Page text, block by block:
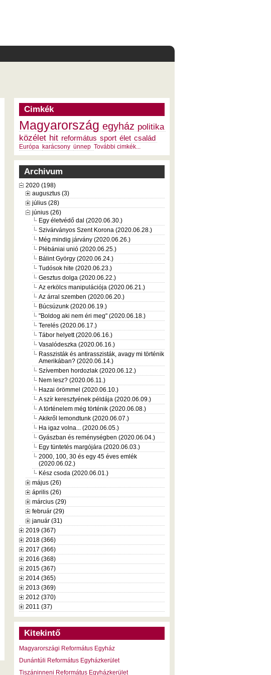
Cimkék
Magyarország egyház politika
közélet hit református sport élet család
Európa karácsony ünnep További cimkék...
Archivum
2020 (198)
augusztus (3)
július (28)
június (26)
Egy életvédő dal (2020.06.30.)
Szivárványos Szent Korona (2020.06.28.)
Még mindig járvány (2020.06.26.)
Plébániai unió (2020.06.25.)
Bálint György (2020.06.24.)
Tudósok hite (2020.06.23.)
Gesztus dolga (2020.06.22.)
Az erkölcs manipulációja (2020.06.21.)
Az árral szemben (2020.06.20.)
Búcsúzunk (2020.06.19.)
"Boldog aki nem éri meg" (2020.06.18.)
Terelés (2020.06.17.)
Tábor helyett (2020.06.16.)
Vasalódeszka (2020.06.16.)
Rasszisták és antirasszisták, avagy mi történik
Amerikában? (2020.06.14.)
Szívemben hordozlak (2020.06.12.)
Nem lesz? (2020.06.11.)
Hazai örömmel (2020.06.10.)
A szír keresztyének példája (2020.06.09.)
A történelem még történik (2020.06.08.)
Akikről lemondtunk (2020.06.07.)
Ha igaz volna... (2020.06.05.)
Gyászban és reménységben (2020.06.04.)
Egy tüntetés margójára (2020.06.03.)
2000, 100, 30 és egy 45 éves emlék
(2020.06.02.)
Kész csoda (2020.06.01.)
május (26)
április (26)
március (29)
február (29)
január (31)
2019 (367)
2018 (366)
2017 (366)
2016 (368)
2015 (367)
2014 (365)
2013 (369)
2012 (370)
2011 (37)
Kitekintő
Magyarországi Református Egyház
Dunántúli Református Egyházkerület
Tiszáninneni Református Egyházkerület